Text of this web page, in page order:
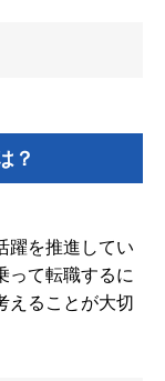
？
躍を推進してい
って転職するに
えることが大切